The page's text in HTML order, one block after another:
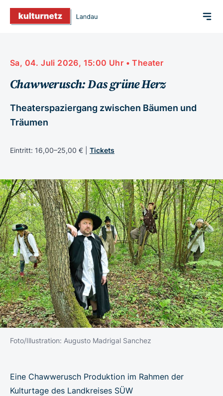
Sa, 04. Juli 2026, 15:00 Uhr • Theater
Chawwerusch: Das grüne Herz
Theaterspaziergang zwischen Bäumen und
Träumen
Eintritt: 16,00–25,00 € | Tickets
Foto/Illustration: Augusto Madrigal Sanchez
Eine Chawwerusch Produktion im Rahmen der
Kulturtage des Landkreises SÜW